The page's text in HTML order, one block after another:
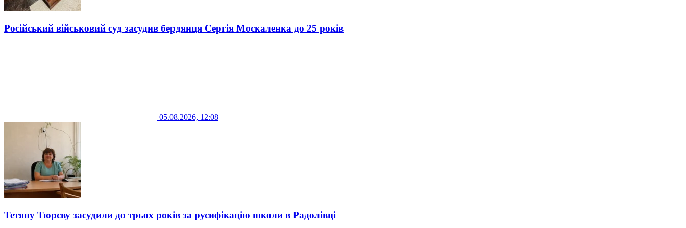
Російський військовий суд засудив бердянця Сергія Москаленка до 25 років
05.08.2026, 12:08
Тетяну Тюрєву засудили до трьох років за русифікацію школи в Радолівці